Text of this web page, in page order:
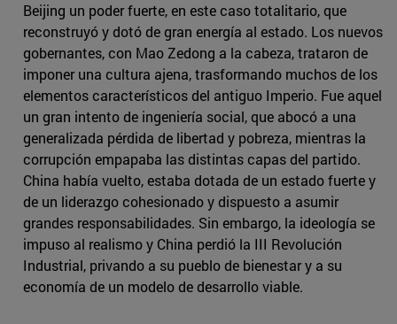
Beijing un poder fuerte, en este caso totalitario, que
reconstruyó y dotó de gran energía al estado. Los nuevos
gobernantes, con Mao Zedong a la cabeza, trataron de
imponer una cultura ajena, trasformando muchos de los
elementos característicos del antiguo Imperio. Fue aquel
un gran intento de ingeniería social, que abocó a una
generalizada pérdida de libertad y pobreza, mientras la
corrupción empapaba las distintas capas del partido.
China había vuelto, estaba dotada de un estado fuerte y
de un liderazgo cohesionado y dispuesto a asumir
grandes responsabilidades. Sin embargo, la ideología se
impuso al realismo y China perdió la III Revolución
Industrial, privando a su pueblo de bienestar y a su
economía de un modelo de desarrollo viable.